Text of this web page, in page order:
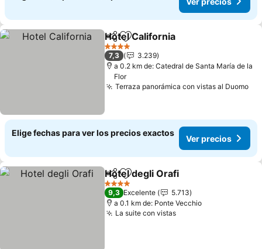
CompartirAgregar a favoritos
Hotel California
4 Estrellas
7,3
3.239
a 0.2 km de: Catedral de Santa María de la
Flor
Terraza panorámica con vistas al Duomo
Elige fechas para ver los precios exactos
Ver precios
CompartirAgregar a favoritos
Hotel degli Orafi
4 Estrellas
9,3 Excelente
5.713
a 0.1 km de: Ponte Vecchio
La suite con vistasVer precios